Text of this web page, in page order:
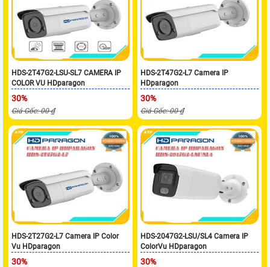
HDS-2T47G2-LSU-SL7 CAMERA IP
COLOR VU HDparagon
30%
Giá Gốc: 00 ₫
HDS-2T47G2-L7 Camera IP
HDparagon
30%
Giá Gốc: 00 ₫
HDS-2T27G2-L7 Camera IP Color
Vu HDparagon
30%
HDS-2047G2-LSU/SL4 Camera IP
ColorVu HDparagon
30%